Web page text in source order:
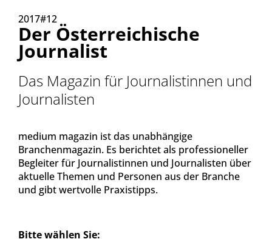
2017#12
Der Österreichische
Journalist
Das Magazin für Journalistinnen und
Journalisten
medium magazin ist das unabhängige
Branchenmagazin. Es berichtet als professioneller
Begleiter für Journalistinnen und Journalisten über
aktuelle Themen und Personen aus der Branche
und gibt wertvolle Praxistipps.
Bitte wählen Sie: